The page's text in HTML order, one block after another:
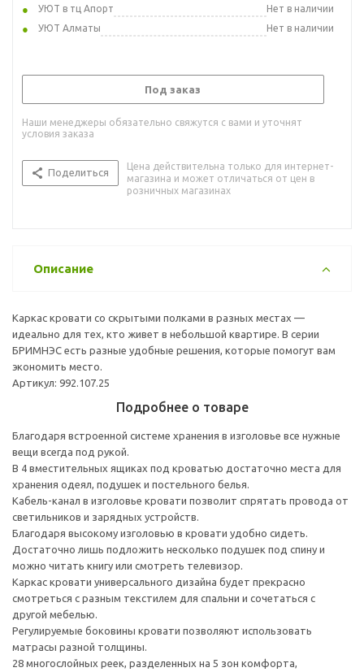
УЮТ в тц Апорт
Нет в наличии
УЮТ Алматы
Нет в наличии
Под заказ
Наши менеджеры обязательно свяжутся с вами и уточнят
условия заказа
Поделиться
Цена действительна только для интернет-
магазина и может отличаться от цен в
розничных магазинах
Описание
Каркас кровати со скрытыми полками в разных местах —
идеально для тех, кто живет в небольшой квартире. В серии
БРИМНЭС есть разные удобные решения, которые помогут вам
экономить место.
Артикул: 992.107.25
Подробнее о товаре
Благодаря встроенной системе хранения в изголовье все нужные
вещи всегда под рукой.
В 4 вместительных ящиках под кроватью достаточно места для
хранения одеял, подушек и постельного белья.
Кабель-канал в изголовье кровати позволит спрятать провода от
светильников и зарядных устройств.
Благодаря высокому изголовью в кровати удобно сидеть.
Достаточно лишь подложить несколько подушек под спину и
можно читать книгу или смотреть телевизор.
Каркас кровати универсального дизайна будет прекрасно
смотреться с разным текстилем для спальни и сочетаться с
другой мебелью.
Регулируемые боковины кровати позволяют использовать
матрасы разной толщины.
28 многослойных реек, разделенных на 5 зон комфорта,